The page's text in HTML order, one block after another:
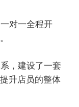
对一全程开
，建设了一套
升店员的整体